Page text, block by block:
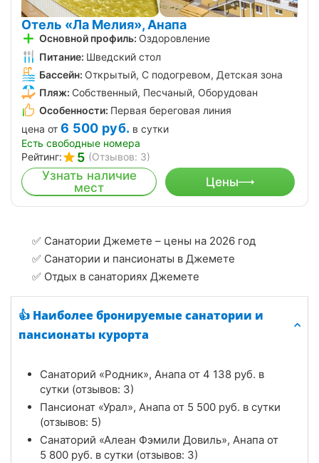
✅ Санатории Джемете – цены на 2026 год
✅ Санатории и пансионаты в Джемете
✅ Отдых в санаториях Джемете
👍 Наиболее бронируемые санатории и
пансионаты курорта
Санаторий «Родник», Анапа от 4 138 руб. в
сутки (отзывов: 3)
Пансионат «Урал», Анапа от 5 500 руб. в сутки
(отзывов: 5)
Санаторий «Алеан Фэмили Довиль», Анапа от
5 800 руб. в сутки (отзывов: 3)
Отель «Ла Мелия», Анапа
Основной профиль: Оздоровление
Питание: Шведский стол
Бассейн: Открытый, С подогревом, Детская зона
Пляж: Собственный, Песчаный, Оборудован
Особенности: Первая береговая линия
цена от 6 500 руб. в сутки
Есть свободные номера
Рейтинг:
5 (Отзывов: 3)
Узнать наличие
мест
Цены